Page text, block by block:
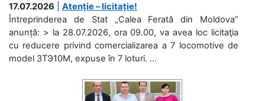
17.07.2026
Atenție – licitație!
Întreprinderea de Stat „Calea Ferată din Moldova”
anunță: > la 28.07.2026, ora 09.00, va avea loc licitaţia
cu reducere privind comercializarea a 7 locomotive de
model 3ТЭ10М, expuse în 7 loturi. ...